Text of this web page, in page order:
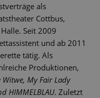
als
Cottbus,
Seit 2009
und ab 2011
tätig. Als
Produktionen,
My Fair Lady
HIMMELBLAU. Zuletzt